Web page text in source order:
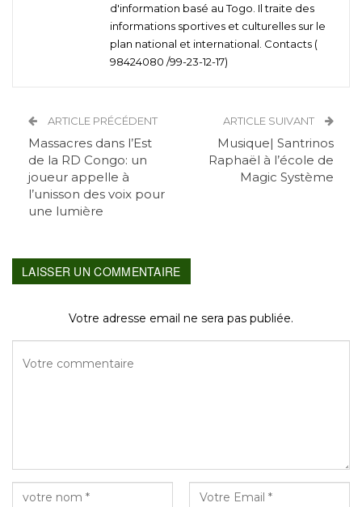
d'information basé au Togo. Il traite des
informations sportives et culturelles sur le
plan national et international. Contacts (
98424080 /99-23-12-17)
ARTICLE PRÉCÉDENT
Massacres dans l’Est
de la RD Congo: un
joueur appelle à
l’unisson des voix pour
une lumière
ARTICLE SUIVANT
Musique| Santrinos
Raphaël à l’école de
Magic Système
LAISSER UN COMMENTAIRE
Votre adresse email ne sera pas publiée.